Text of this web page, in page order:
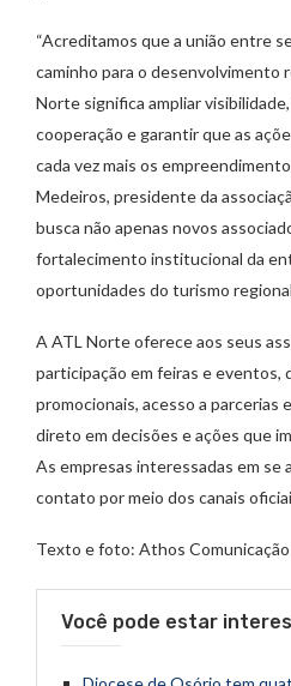
“Acreditamos que a união entre
caminho para o desenvolvimento
Norte significa ampliar
cooperação e garantir que as
cada vez mais os
Medeiros, presidente da
busca não apenas novos
fortalecimento institucional da
oportunidades do turismo
A ATL Norte oferece aos seus
participação em feiras e eventos,
promocionais, acesso a
direto em decisões e ações que
As empresas interessadas em se
contato por meio dos canais
Texto e foto: Athos Comunicação
Você pode estar